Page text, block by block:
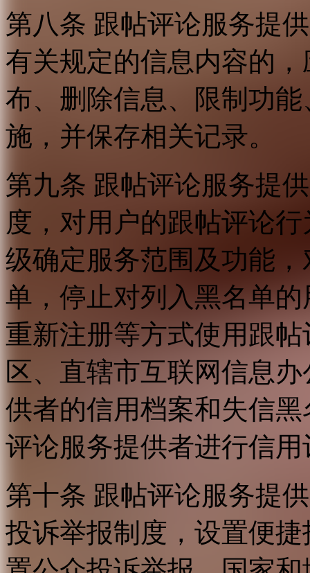
第八条 跟帖评论服务提
有关规定的信息内容的
布、删除信息、限制功
施，并保存相关记录。
第九条 跟帖评论服务提
度，对用户的跟帖评论
级确定服务范围及功能
单，停止对列入黑名单
重新注册等方式使用跟
区、直辖市互联网信息
供者的信用档案和失信
评论服务提供者进行信用
第十条 跟帖评论服务提
投诉举报制度，设置便